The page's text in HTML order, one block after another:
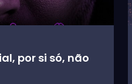
por si só, não